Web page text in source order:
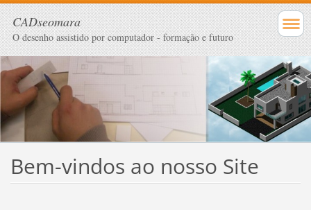
CADseomara
O desenho assistido por computador - formação e futuro
Bem-vindos ao nosso Site